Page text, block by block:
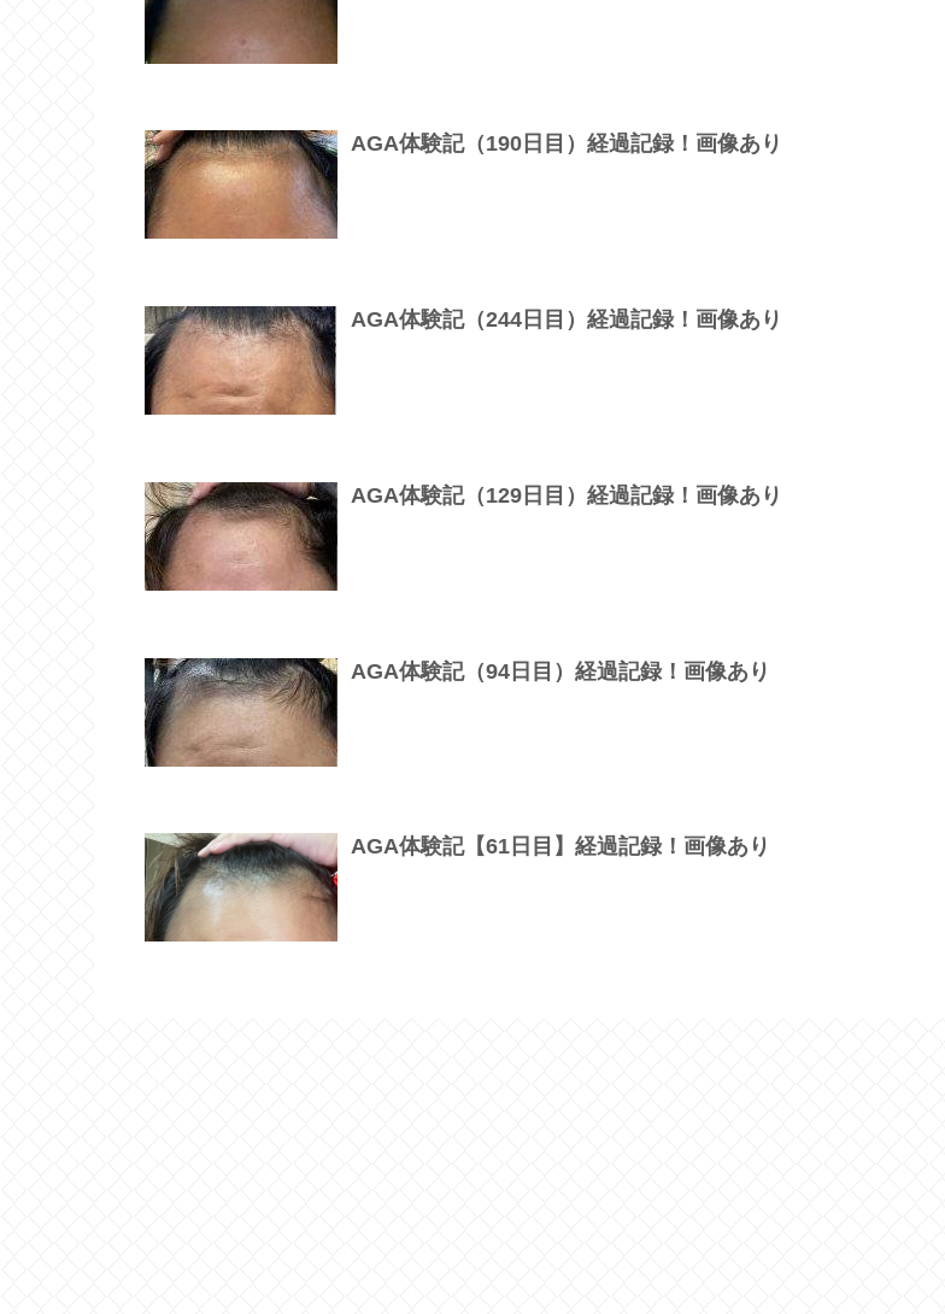
AGA体験記（190日目）経過記録！画像あり
AGA体験記（244日目）経過記録！画像あり
AGA体験記（129日目）経過記録！画像あり
AGA体験記（94日目）経過記録！画像あり
AGA体験記【61日目】経過記録！画像あり